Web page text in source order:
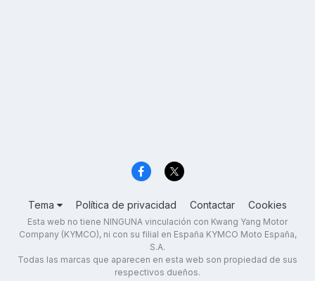
Tema Política de privacidad Contactar Cookies
Esta web no tiene NINGUNA vinculación con Kwang Yang Motor
Company (KYMCO), ni con su filial en España KYMCO Moto España,
S.A.
Todas las marcas que aparecen en esta web son propiedad de sus
respectivos dueños.